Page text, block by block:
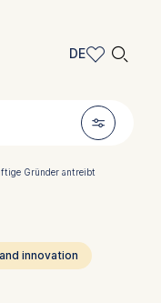
🎚︎
DE
EN
🔍︎
Gründer antreibt
innovation